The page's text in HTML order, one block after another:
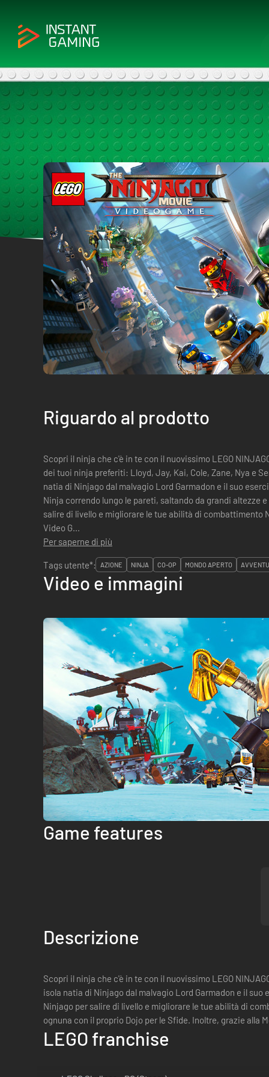
Riguardo al prodotto
Scopri il ninja che c'è in te con il nuovissimo LEGO
dei tuoi ninja preferiti: Lloyd, Jay, Kai, Cole, Zane, Nya e
natia di Ninjago dal malvagio Lord Garmadon e il suo
Ninja correndo lungo le pareti, saltando da grandi altezze
salire di livello e migliorare le tue abilità di combattimento
Video G...
Per saperne di più
Tags utente*:
AZIONE NINJA CO-OP MONDO APERTO
Video e immagini
Game features
Descrizione
Scopri il ninja che c'è in te con il nuovissimo LEGO
isola natia di Ninjago dal malvagio Lord Garmadon e il
Ninjago per salire di livello e migliorare le tue abilità di
ognuna con il proprio Dojo per le Sfide. Inoltre, grazie
LEGO franchise